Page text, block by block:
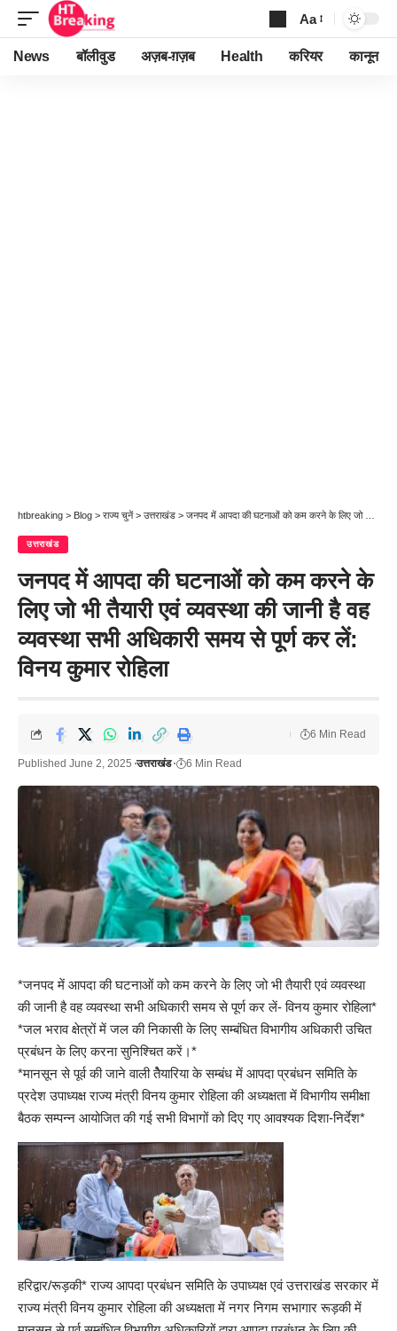
Font
Resizer
Aa
News बॉलीवुड अज़ब-ग़ज़ब Health करियर कानून
htbreaking > Blog > राज्य चुनें > उत्तराखंड > जनपद में आपदा की घटनाओं को कम करने के लिए जो भी तैयारी एवं व्यवस्था की जानी है वह व्यवस्था सभी अधिकारी समय से पूर्ण कर लें: विनय कुमार रोहिला
उत्तराखंड
जनपद में आपदा की घटनाओं को कम करने के
लिए जो भी तैयारी एवं व्यवस्था की जानी है वह
व्यवस्था सभी अधिकारी समय से पूर्ण कर लें:
विनय कुमार रोहिला
Published June 2, 2025 उत्तराखंड 6 Min Read
6 Min Read
*जनपद में आपदा की घटनाओं को कम करने के लिए जो भी तैयारी एवं व्यवस्था
की जानी है वह व्यवस्था सभी अधिकारी समय से पूर्ण कर लें- विनय कुमार रोहिला*
*जल भराव क्षेत्रों में जल की निकासी के लिए सम्बंधित विभागीय अधिकारी उचित
प्रबंधन के लिए करना सुनिश्चित करें।*
*मानसून से पूर्व की जाने वाली तेैयारिया के सम्बंध में आपदा प्रबंधन समिति के
प्रदेश उपाध्यक्ष राज्य मंत्री विनय कुमार रोहिला की अध्यक्षता में विभागीय समीक्षा
बैठक सम्पन्न आयोजित की गई सभी विभागों को दिए गए आवश्यक दिशा-निर्देश*
हरिद्वार/रूड़की* राज्य आपदा प्रबंधन समिति के उपाध्यक्ष एवं उत्तराखंड सरकार में
राज्य मंत्री विनय कुमार रोहिला की अध्यक्षता में नगर निगम सभागार रूड़की में